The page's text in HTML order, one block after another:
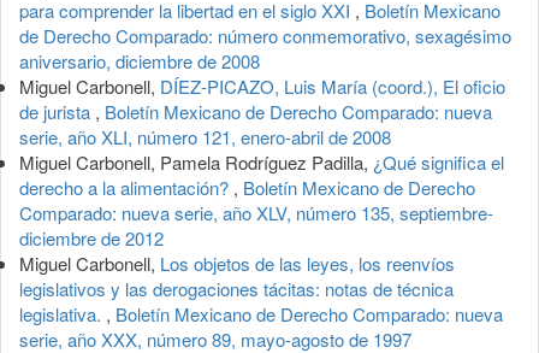
para comprender la libertad en el siglo XXI , Boletín Mexicano
de Derecho Comparado: número conmemorativo, sexagésimo
aniversario, diciembre de 2008
Miguel Carbonell, DÍEZ-PICAZO, Luis María (coord.), El oficio
de jurista , Boletín Mexicano de Derecho Comparado: nueva
serie, año XLI, número 121, enero-abril de 2008
Miguel Carbonell, Pamela Rodríguez Padilla, ¿Qué significa el
derecho a la alimentación? , Boletín Mexicano de Derecho
Comparado: nueva serie, año XLV, número 135, septiembre-
diciembre de 2012
Miguel Carbonell, Los objetos de las leyes, los reenvíos
legislativos y las derogaciones tácitas: notas de técnica
legislativa. , Boletín Mexicano de Derecho Comparado: nueva
serie, año XXX, número 89, mayo-agosto de 1997